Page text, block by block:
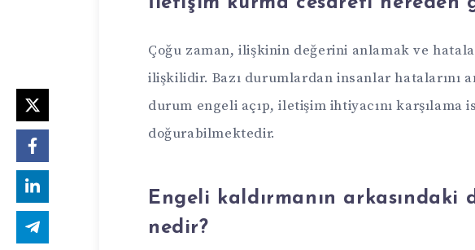
Çoğu zaman, ilişkinin değerini anlamak ve
ilişkilidir. Bazı durumlardan insanlar hatalarını
durum engeli açıp, iletişim ihtiyacını karşılama
doğurabilmektedir.
Engeli kaldırmanın arkasındaki
nedir?